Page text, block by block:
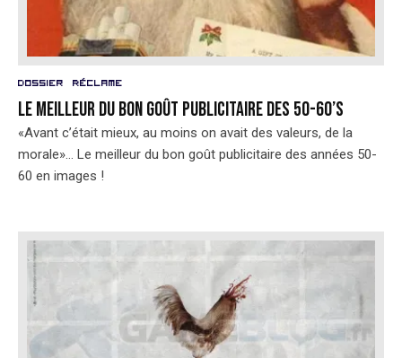
Dossier Réclame
Le meilleur du bon goût publicitaire des 50-60’s
«Avant c’était mieux, au moins on avait des valeurs, de la
morale»... Le meilleur du bon goût publicitaire des années 50-
60 en images !